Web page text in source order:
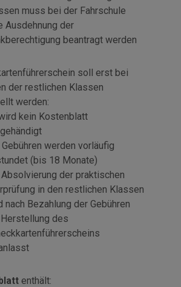
muss bei der Fahrschule
Ausdehnung der
beantragt werden
soll erst bei
der restlichen Klassen
werden:
kein Kostenblatt
werden vorläufig
(bis 18 Monate)
der praktischen
in den restlichen Klassen
nach Bezahlung der Gebühren
des
enthält: